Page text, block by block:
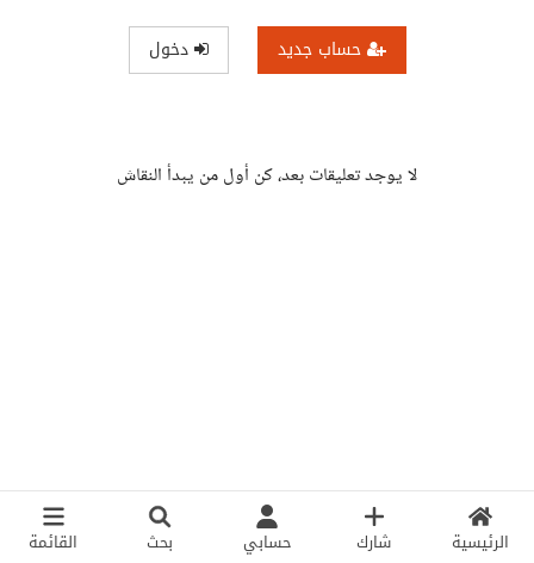
الرئيسية شارك حسابي بحث القائمة
حساب جديد دخول
لا يوجد تعليقات بعد، كن أول من يبدأ النقاش